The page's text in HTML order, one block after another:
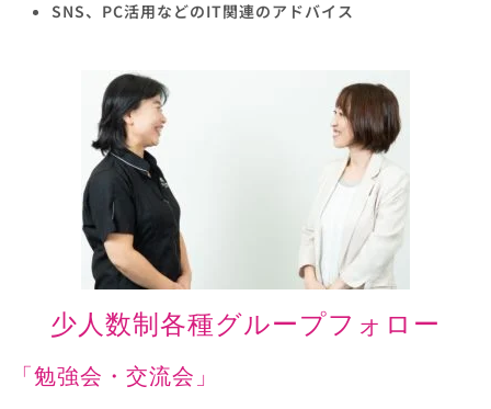
SNS、PC活用などのIT関連のアドバイス
少人数制各種グループフォロー
「勉強会・交流会」